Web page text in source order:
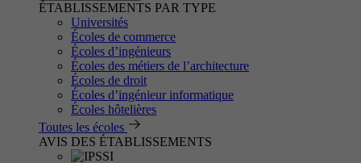
ÉTABLISSEMENTS PAR TYPE
Universités
Écoles de commerce
Écoles d’ingénieurs
Écoles des métiers de l’architecture
Écoles de droit
Écoles d’ingénieur informatique
Écoles hôtelières
Toutes les écoles
AVIS DES ÉTABLISSEMENTS